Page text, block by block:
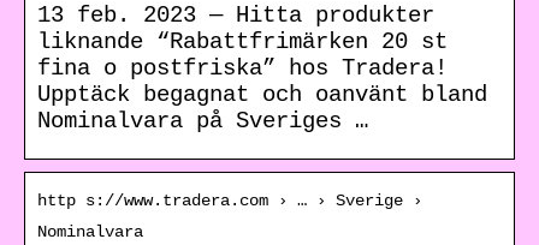
13 feb. 2023 — Hitta produkter
liknande “Rabattfrimärken 20 st
fina o postfriska” hos Tradera!
Upptäck begagnat och oanvänt bland
Nominalvara på Sveriges …
http s://www.tradera.com › … › Sverige ›
Nominalvara